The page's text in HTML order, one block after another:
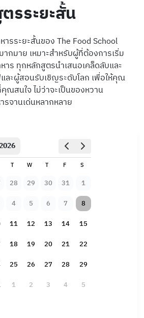
รระยะสั้น
ารระยะสั้นของ The Food School
กมาย เหมาะสำหรับผู้ที่ต้องการเริ่ม
ร ทุกหลักสูตรนำเสนอเคล็ดลับและ
ละผู้สอนรับเชิญระดับโลก เพื่อให้คุณ
สนใจ ไม่ว่าจะเป็นของหวาน
จานเด่นหลากหลาย
T W T F S
28 29 30 31
1
4 5 6 7
8
11 12 13 14
15
18 19 20 21
22
25 26 27 28
29
1 2 3 4 5